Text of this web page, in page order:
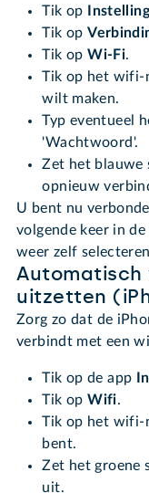
Tik op
Tik op
Tik opWi-Fi.
Tik op het wifi-
wilt maken.
Typ eventueel
'Wachtwoord'.
Zet het blauwe
opnieuw
U bent nu
volgende keer in
weer zelf
uitzetten
Zorg zo dat de
verbindt met een
Tik op de app
Tik opWifi.
Tik op het wifi-
bent.
Zet het groene
uit.